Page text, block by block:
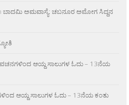
ಬಾದಮಿ ಅಮವಾಸ್ಯೆ: ಚಬನೂರ ಅಮೋಗ ಸಿದ್ದನ
ಆಯ್ದ ಸಾಲುಗಳ ಓದು – 13ನೆಯ
ಆಯ್ದ ಸಾಲುಗಳ ಓದು – 13ನೆಯ ಕಂತು